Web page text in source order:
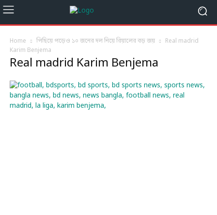
Home পিছিয়ে পড়েও ১০ জনের দল নিয়ে রিয়ালের বড় জয়
Real madrid
Karim Benjema
Real madrid Karim Benjema